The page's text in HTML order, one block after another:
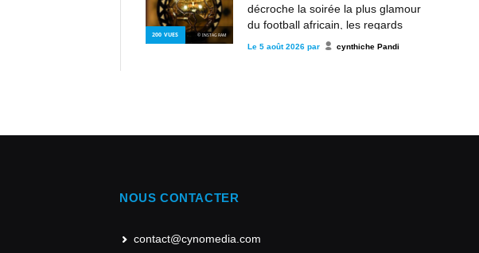
200 VUES © INSTAGRAM
décroche la soirée la plus glamour
du football africain, les regards
déjà tournés vers les futurs rois du
Le 5 août 2026 par cynthiche Pandi
NOUS CONTACTER
contact@cynomedia.com